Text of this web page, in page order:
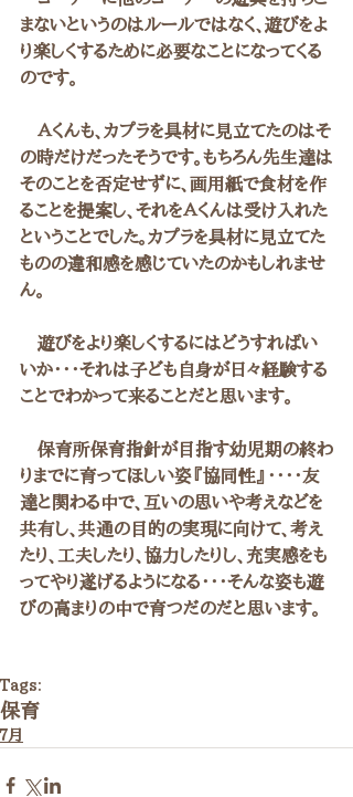
まないというのはルールではなく、遊びをよ
り楽しくするために必要なことになってくる
のです。
Ａくんも、カプラを具材に見立てたのはそ
の時だけだったそうです。もちろん先生達は
そのことを否定せずに、画用紙で食材を作
ることを提案し、それをＡくんは受け入れた
ということでした。カプラを具材に見立てた
ものの違和感を感じていたのかもしれませ
ん。
遊びをより楽しくするにはどうすればい
いか・・・それは子ども自身が日々経験する
ことでわかって来ることだと思います。
保育所保育指針が目指す幼児期の終わ
りまでに育ってほしい姿『協同性』・・・・友
達と関わる中で、互いの思いや考えなどを
共有し、共通の目的の実現に向けて、考え
たり、工夫したり、協力したりし、充実感をも
ってやり遂げるようになる・・・そんな姿も遊
びの高まりの中で育つだのだと思います。
Tags:
保育
７月